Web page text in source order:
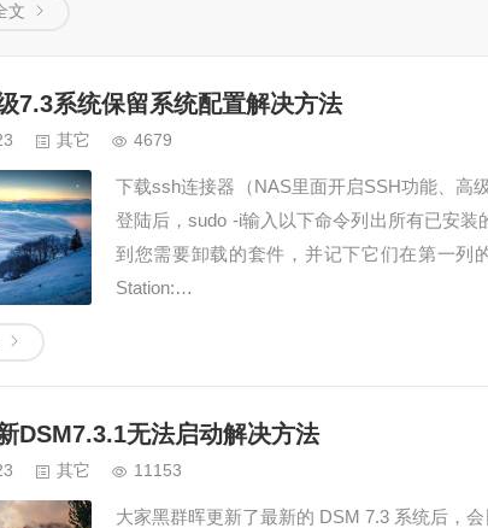
文
7.3系统保留系统配置解决方法
其它 4679
下载ssh连接器（NAS里面开启SSH功能、高
登陆后，sudo -i输入以下命令列出所有已安
到您需要卸载的套件，并记下它们在第一列
Station:…
DSM7.3.1无法启动解决方法
其它 11153
大家黑群晖更新了最新的 DSM 7.3 系统后，